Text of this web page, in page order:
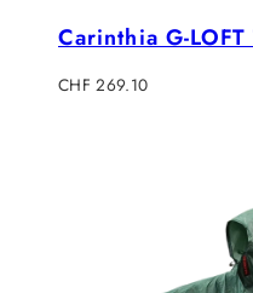
Carinthia G-
Verkaufspreis
CHF 269.10